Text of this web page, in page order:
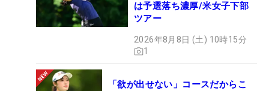
は予選落ち濃厚/米女子下部
ツアー
2026年8月8日 (土) 10時15分
1
「欲が出せない」コースだからこ